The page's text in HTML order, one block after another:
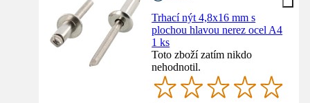
Trhací nýt 4,8x16 mm s
plochou hlavou nerez ocel A4
1 ks
Toto zboží zatím nikdo
nehodnotil.